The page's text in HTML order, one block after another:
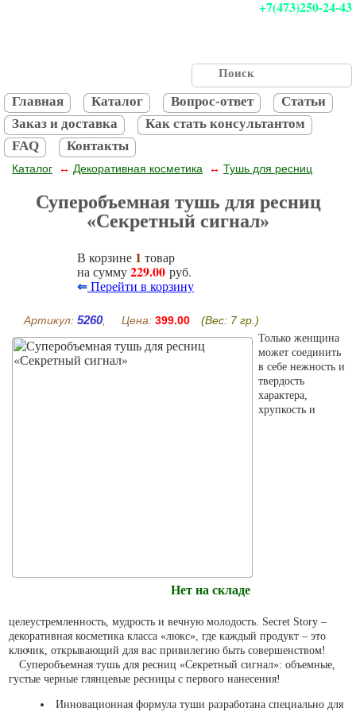
+7(473)250-24-43
Главная Каталог Вопрос-ответ
Статьи
Заказ и доставка
Как стать консультантом
FAQ
Контакты
Каталог ↔ Декоративная косметика ↔ Тушь для ресниц
Суперобъемная тушь для ресниц
«Секретный сигнал»
В корзине 1 товар
на сумму229.00 руб.
⇐Перейти в корзину
Артикул: 5260, Цена: 399.00 (Вес: 7 гр.)
Нет на складе
Только женщина
может соединить
в себе нежность и
твердость
характера,
хрупкость и
целеустремленность, мудрость и вечную молодость. Secret Story –
декоративная косметика класса «люкс», где каждый продукт – это
ключик, открывающий для вас привилегию быть совершенством!
Суперобъемная тушь для ресниц «Секретный сигнал»: объемные,
густые черные глянцевые ресницы с первого нанесения!
Инновационная формула туши разработана специально для